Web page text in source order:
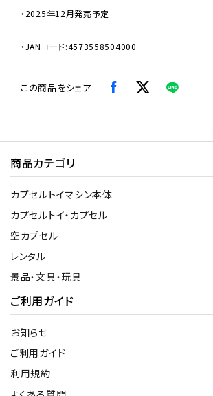
・2025年12月発売予定
・JANコード:4573558504000
この商品をシェア
商品カテゴリ
カプセルトイマシン本体
カプセルトイ・カプセル
空カプセル
レンタル
景品・文具・玩具
ご利用ガイド
お知らせ
ご利用ガイド
利用規約